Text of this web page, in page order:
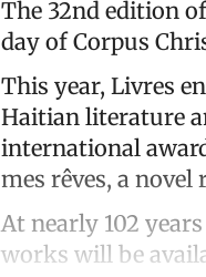
The 32nd edition
day of Corpus
This year, Livres
Haitian literature
international
mes rêves, a
At nearly 102
works will be